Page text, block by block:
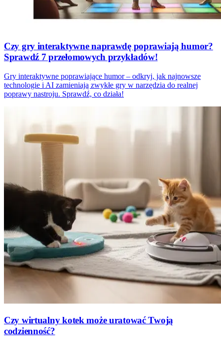
Czy gry interaktywne naprawdę poprawiają humor?
Sprawdź 7 przełomowych przykładów!
Gry interaktywne poprawiające humor – odkryj, jak najnowsze
technologie i AI zamieniają zwykłe gry w narzędzia do realnej
poprawy nastroju. Sprawdź, co działa!
Czy wirtualny kotek może uratować Twoją
codzienność?